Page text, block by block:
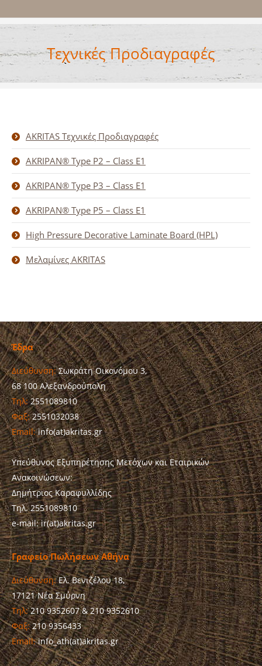
Τεχνικές Προδιαγραφές
AKRITAS Τεχνικές Προδιαγραφές
AKRIPAN® Type P2 – Class E1
AKRIPAN® Type P3 – Class E1
AKRIPAN® Type P5 – Class E1
High Pressure Decorative Laminate Board (HPL)
Μελαμίνες AKRITAS
Έδρα
Διεύθυνση:Σωκράτη Οικονόμου 3,
68 100 Αλεξανδρούπολη
Τηλ:2551089810
Φαξ:2551032038
Email:info(at)akritas.gr
Υπεύθυνος Εξυπηρέτησης Μετόχων και Εταιρικών
Ανακοινώσεων:
Δημήτριος Καραφυλλίδης
Τηλ. 2551089810
e-mail: ir(at)akritas.gr
Γραφείο Πωλήσεων Αθήνα
Διεύθυνση:Ελ. Βενιζέλου 18,
17121 Νέα Σμύρνη
Τηλ:210 9352607 & 210 9352610
Φαξ:210 9356433
Email:info_ath(at)akritas.gr